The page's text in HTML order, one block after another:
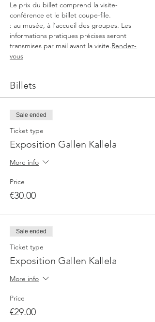
Le prix du billet comprend la visite-
conférence et le billet coupe-file.
: au musée, à l'accueil des groupes. Les
informations pratiques précises seront
transmises par mail avant la visite.Rendez-
vous
Billets
Sale ended
Ticket type
Exposition Gallen Kallela
More info
Price
€30.00
Sale ended
Ticket type
Exposition Gallen Kallela
More info
Price
€29.00